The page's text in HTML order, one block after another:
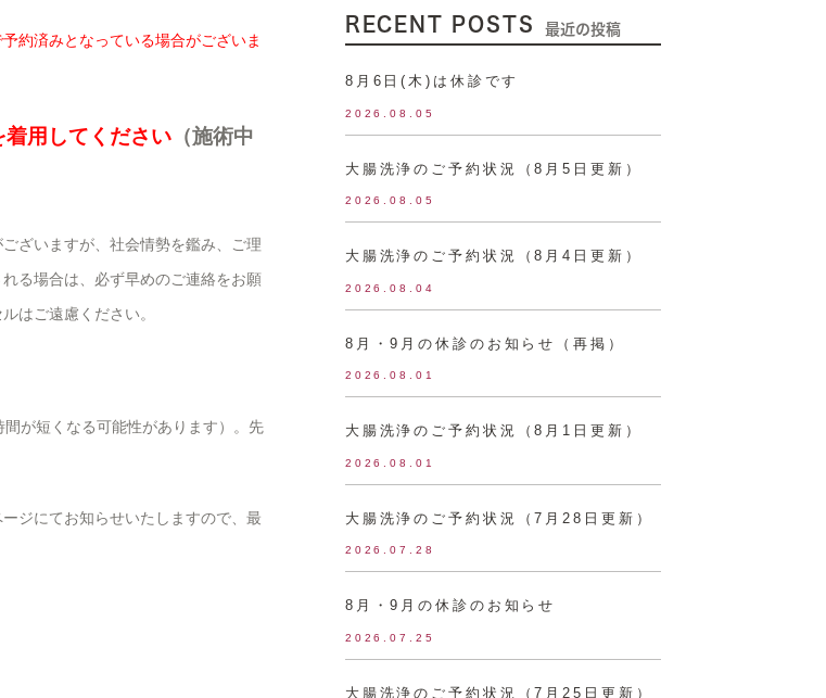
約済みとなっている場合がございま
着用してください （施術中
ざいますが、社会情勢を鑑み、ご理
る場合は、必ず早めのご連絡をお願
はご遠慮ください。
が短くなる可能性があります）。先
ジにてお知らせいたしますので、最
RECENT POSTS 最近の投稿
8月6日(木)は休診です
2026.08.05
大腸洗浄のご予約状況（8月5日更新）
2026.08.05
大腸洗浄のご予約状況（8月4日更新）
2026.08.04
8月・9月の休診のお知らせ（再掲）
2026.08.01
大腸洗浄のご予約状況（8月1日更新）
2026.08.01
大腸洗浄のご予約状況（7月28日更新）
2026.07.28
8月・9月の休診のお知らせ
2026.07.25
大腸洗浄のご予約状況（7月25日更新）